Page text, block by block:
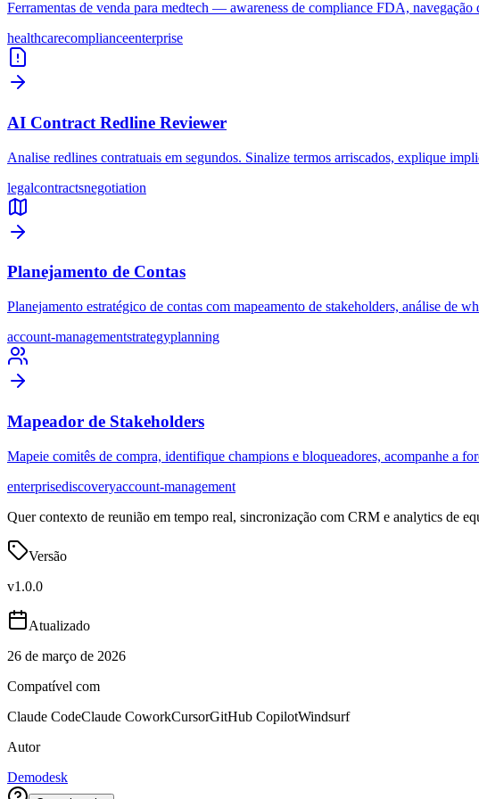
Ferramentas de venda para medtech — awareness de compliance FDA,
healthcarecomplianceenterprise
AI Contract Redline Reviewer
Analise redlines contratuais em segundos. Sinalize termos arriscados, explique
legalcontractsnegotiation
Planejamento de Contas
Planejamento estratégico de contas com mapeamento de stakeholders, análise de
account-managementstrategyplanning
Mapeador de Stakeholders
Mapeie comitês de compra, identifique champions e bloqueadores, acompanhe a
enterprisediscoveryaccount-management
Quer contexto de reunião em tempo real, sincronização com CRM e analytics de
Versão
v1.0.0
Atualizado
26 de março de 2026
Compatível com
Claude CodeClaude CoworkCursorGitHub CopilotWindsurf
Autor
Demodesk